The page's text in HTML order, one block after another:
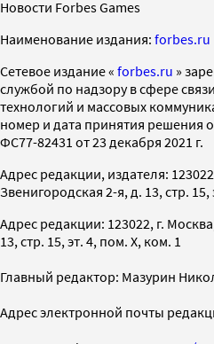
Новости Forbes Games
Наименование издания: forbes.ru
Cетевое издание « forbes.ru »
службой по надзору в сфере
технологий и массовых
номер и дата принятия решения
ФС77-82431 от 23 декабря 2021 г.
Адрес редакции, издателя:
Звенигородская 2-я, д. 13, стр. 15,
Адрес редакции: 123022, г.
13, стр. 15, эт. 4, пом. X, ком. 1
Главный редактор: Мазурин
Адрес электронной почты